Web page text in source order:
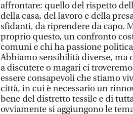
affrontare: quello del rispetto
della casa, del lavoro e della
sfidanti, da riprendere da capo.
proprio questo, un confronto
comuni e chi ha passione
Abbiamo sensibilità diverse, ma
a discutere o magari ci
essere consapevoli che stiamo
città, in cui è necessario un
bene del distretto tessile e di
ovviamente si aggiungono le